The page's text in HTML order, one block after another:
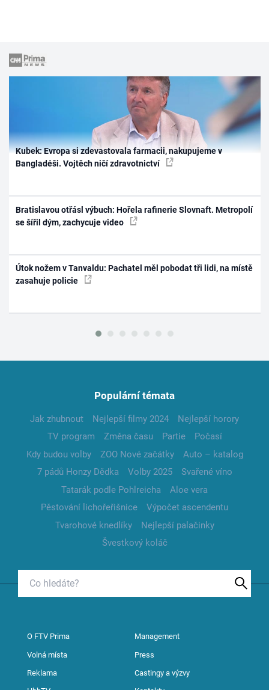
Kubek: Evropa si zdevastovala farmacii, nakupujeme v
Bangladéši. Vojtěch ničí zdravotnictví
Bratislavou otřásl výbuch: Hořela rafinerie Slovnaft. Metropolí
se šířil dým, zachycuje video
Útok nožem v Tanvaldu: Pachatel měl pobodat tři lidi, na místě
zasahuje policie
Populární témata
Jak zhubnout Nejlepší filmy 2024
Nejlepší horory
TV program
Změna času Partie
Počasí
Kdy budou volby
ZOO Nové začátky
Auto – katalog
7 pádů Honzy Dědka
Volby 2025
Svařené víno
Tatarák podle Pohlreicha
Aloe vera
Pěstování lichořeřišnice
Výpočet ascendentu
Tvarohové knedlíky
Nejlepší palačinky
Švestkový koláč
O FTV Prima Management
Volná místa Press
Reklama Castingy a výzvy